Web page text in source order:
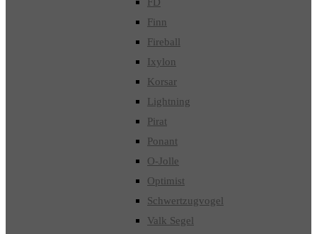
Finn
Fireball
Ixylon
Korsar
Lightning
Pirat
Ponant
O-Jolle
Optimist
Schwertzugvogel
Valk Segel